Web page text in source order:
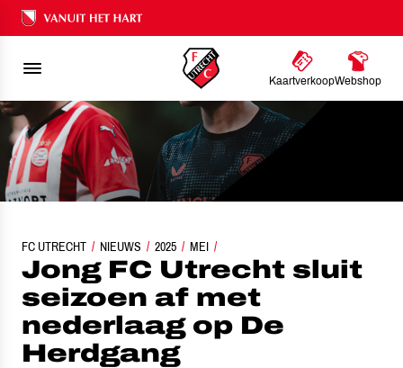
Ons nalatenschap
KaartverkoopWebshop
FC UTRECHT NIEUWS 2025 MEI
JONG FC UTRECHT SLUIT SEIZOEN AF MET NEDERLAAG OP DE
Jong FC Utrecht sluit
seizoen af met
nederlaag op De
Herdgang